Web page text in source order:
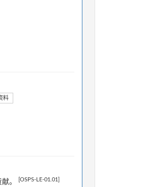
料
。 [OSPS-LE-01.01]